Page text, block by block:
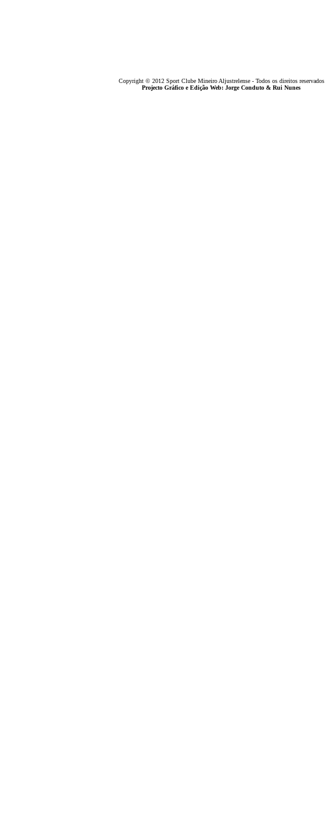
Copyright © 2012 Sport Clube Mineiro Aljustrelense - Todos os direitos reservados
Projecto Gráfico e Edição Web: Jorge Conduto & Rui Nunes